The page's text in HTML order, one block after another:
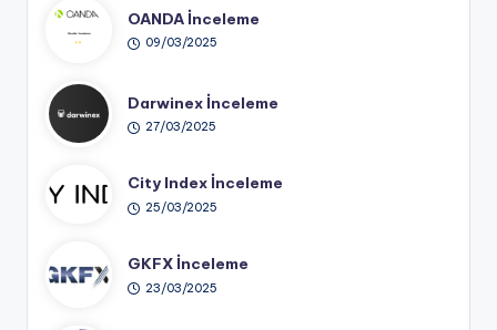
OANDA İnceleme
09/03/2025
Darwinex İnceleme
27/03/2025
City Index İnceleme
25/03/2025
GKFX İnceleme
23/03/2025